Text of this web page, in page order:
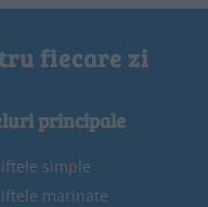
fiecare zi
principale
simple
marinate